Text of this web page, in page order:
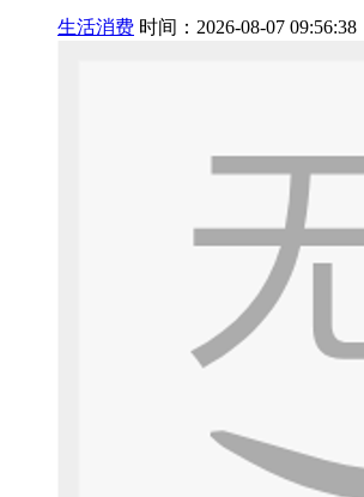
生活消费 时间：2026-08-07 09:56:38